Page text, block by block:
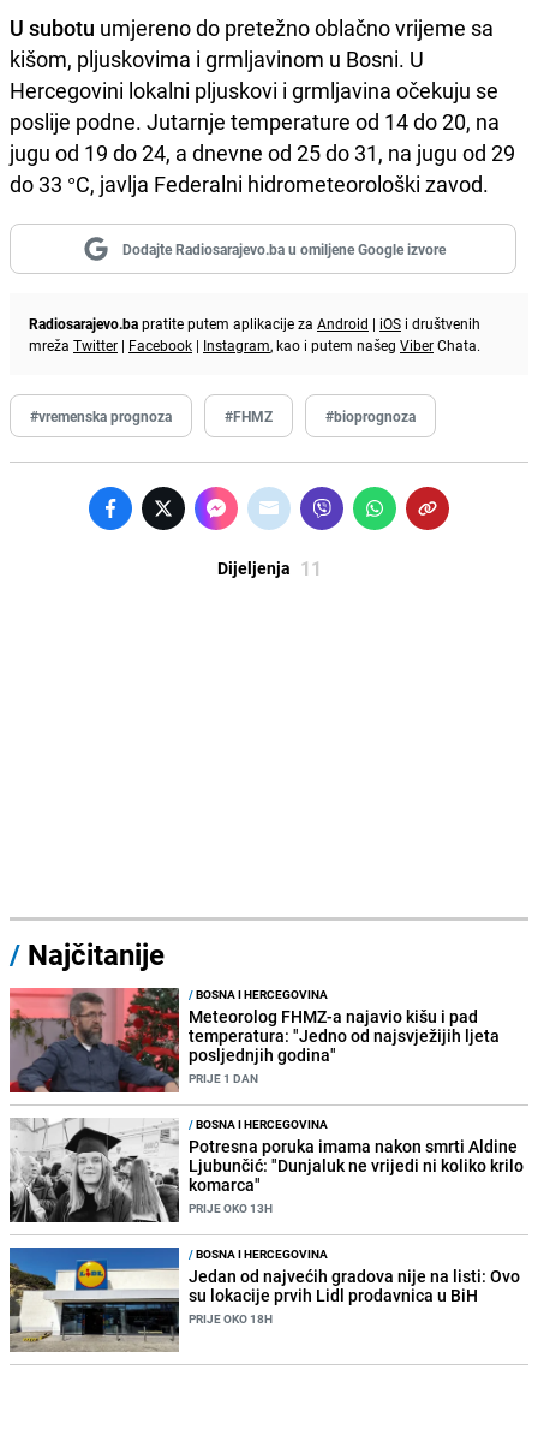
U subotu umjereno do pretežno oblačno vrijeme sa
kišom, pljuskovima i grmljavinom u Bosni. U
Hercegovini lokalni pljuskovi i grmljavina očekuju se
poslije podne. Jutarnje temperature od 14 do 20, na
jugu od 19 do 24, a dnevne od 25 do 31, na jugu od 29
do 33 °C, javlja Federalni hidrometeorološki zavod.
Dodajte Radiosarajevo.ba u omiljene Google izvore
Radiosarajevo.bapratite putem aplikacije za Android | iOS i društvenih
mreža Twitter | Facebook | Instagram, kao i putem našeg ViberChata.
#vremenska prognoza #FHMZ #bioprognoza
Dijeljenja 11
/ Najčitanije
/BOSNA I HERCEGOVINA
Meteorolog FHMZ-a najavio kišu i pad
temperatura: "Jedno od najsvježijih ljeta
posljednjih godina"
PRIJE 1 DAN
/BOSNA I HERCEGOVINA
Potresna poruka imama nakon smrti Aldine
Ljubunčić: "Dunjaluk ne vrijedi ni koliko krilo
komarca"
PRIJE OKO 13H
/BOSNA I HERCEGOVINA
Jedan od najvećih gradova nije na listi: Ovo
su lokacije prvih Lidl prodavnica u BiH
PRIJE OKO 18H